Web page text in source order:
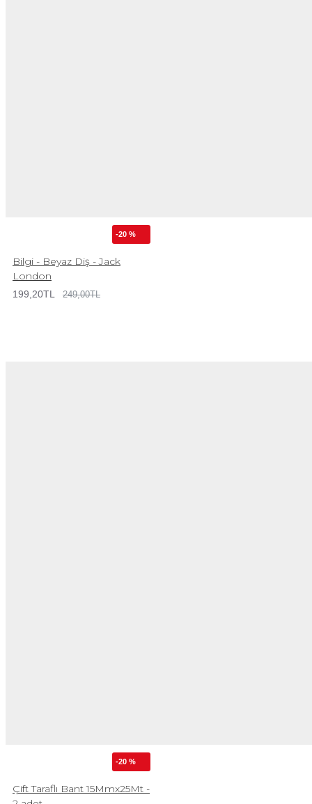
-20 %
Bilgi - Beyaz Diş - Jack
London
199,20TL 249,00TL
-20 %
Çift Taraflı Bant 15Mmx25Mt -